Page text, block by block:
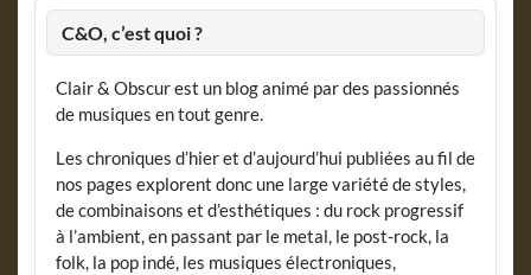
C&O, c’est quoi ?
Clair & Obscur est un blog animé par des passionnés
de musiques en tout genre.
Les chroniques d’hier et d’aujourd’hui publiées au fil de
nos pages explorent donc une large variété de styles,
de combinaisons et d’esthétiques : du rock progressif
à l’ambient, en passant par le metal, le post-rock, la
folk, la pop indé, les musiques électroniques,